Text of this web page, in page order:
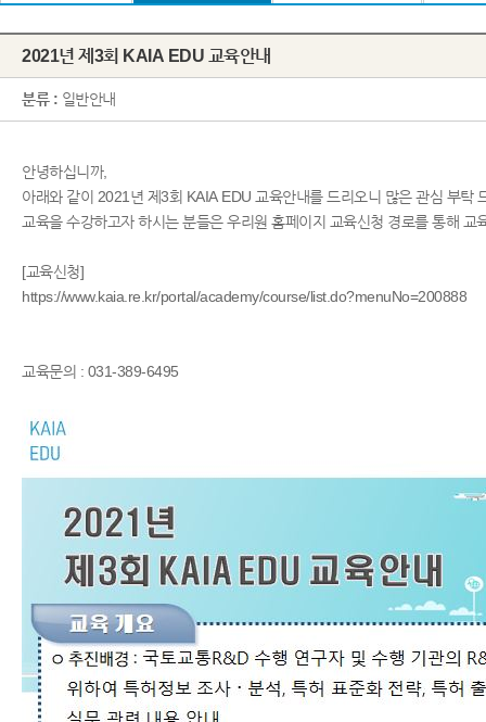
2021년 제3회 KAIA EDU 교육안내
분류 : 일반안내
안녕하십니까,
아래와 같이 2021년 제3회 KAIA EDU 교육안내를 드리오니 많은 관심 부탁
교육을 수강하고자 하시는 분들은 우리원 홈페이지 교육신청 경로를 통해 교
[교육신청]
https://www.kaia.re.kr/portal/academy/course/list.do?menuNo=200888
교육문의 : 031-389-6495